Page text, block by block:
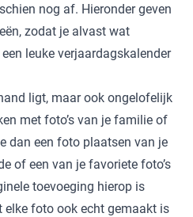
nog af. Hieronder geven
zodat je alvast wat
leuke verjaardagskalender
ligt, maar ook ongelofelijk
met foto’s van je familie of
dan een foto plaatsen van je
of een van je favoriete foto’s
toevoeging hierop is
elke foto ook echt gemaakt is